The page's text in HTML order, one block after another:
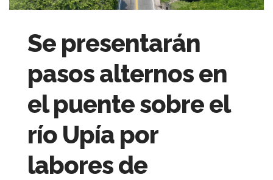
Se presentarán
pasos alternos en
el puente sobre el
río Upía por
labores de